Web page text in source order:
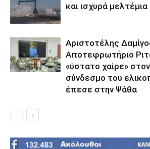
και ισχυρά μελτέμια
Αριστοτέλης
Αποτεφρωτήριο
«ύστατο χαίρε»
σύνδεσμο του
έπεσε στην Ψάθα